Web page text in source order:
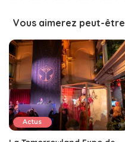
Vous aimerez peut-être
Actus